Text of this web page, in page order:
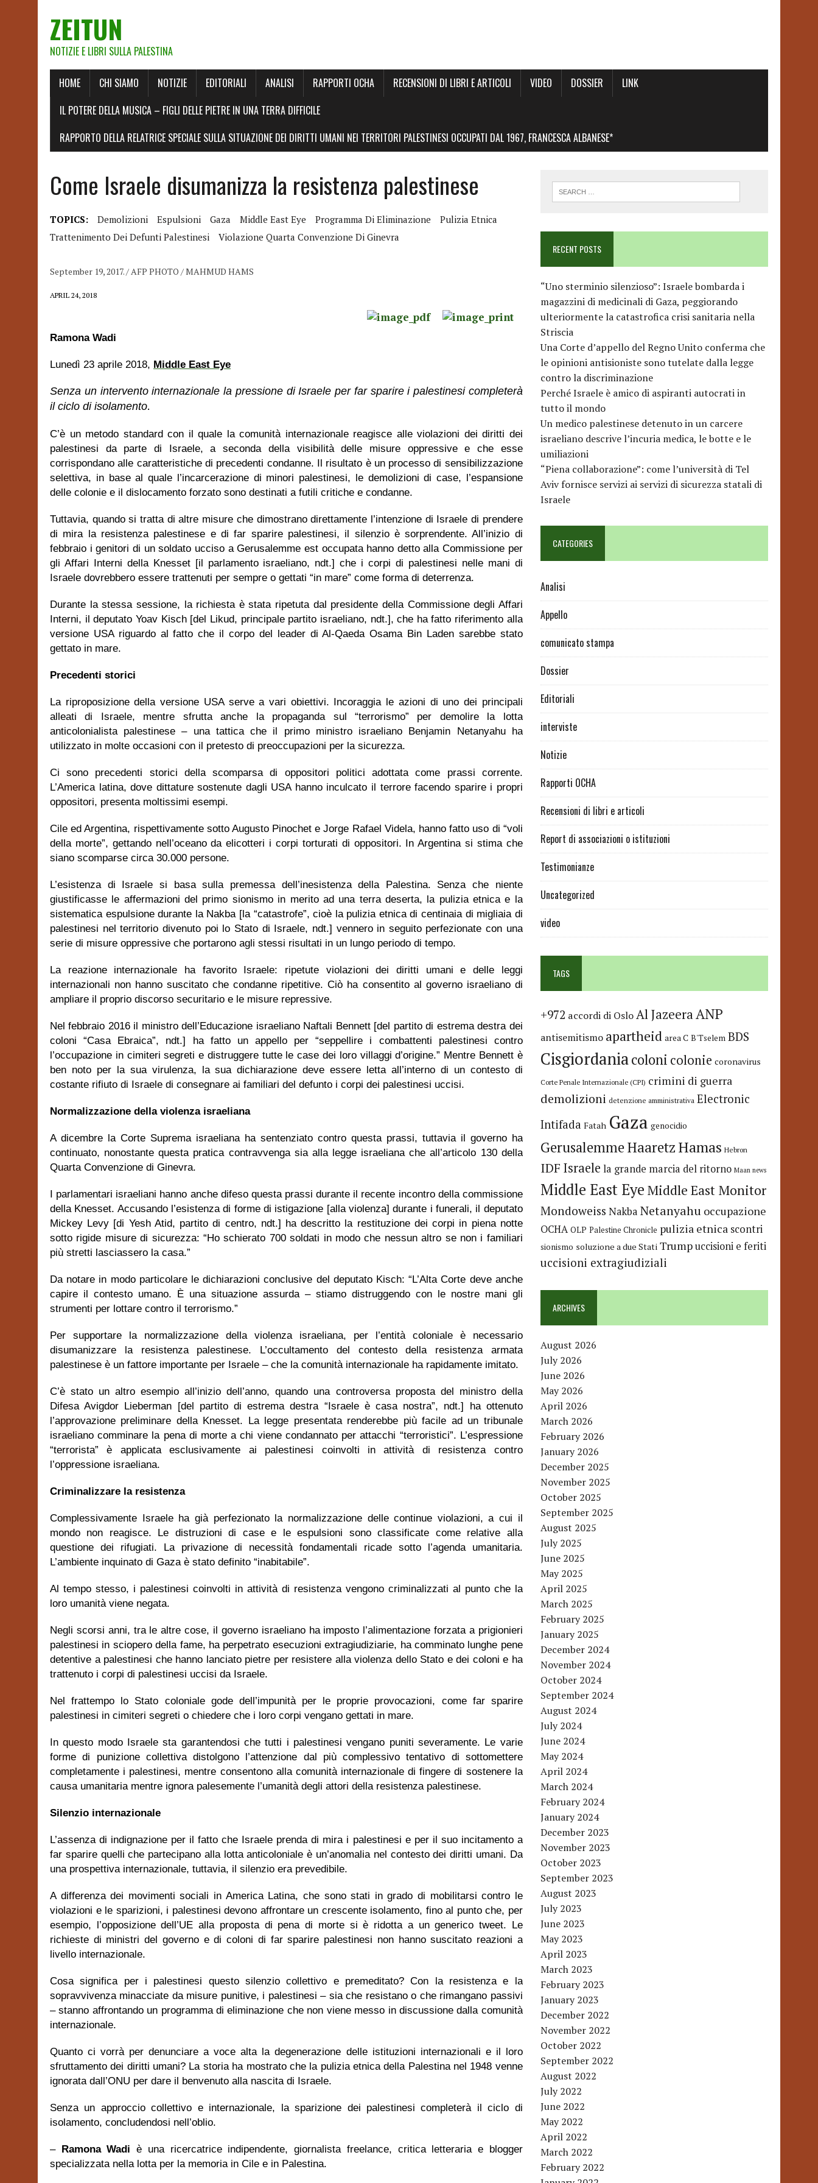
ZEITUN
NOTIZIE E LIBRI SULLA PALESTINA
HOME CHI SIAMO NOTIZIE EDITORIALI ANALISI RAPPORTI OCHA RECENSIONI DI LIBRI E ARTICOLI VIDEO DOSSIER
LINK
IL POTERE DELLA MUSICA – FIGLI DELLE PIETRE IN UNA TERRA DIFFICILE
RAPPORTO DELLA RELATRICE SPECIALE SULLA SITUAZIONE DEI DIRITTI UMANI NEI TERRITORI PALESTINESI OCCUPATI DAL 1967, FRANCESCA ALBANESE*
Come Israele disumanizza la resistenza palestinese
TOPICS: Demolizioni Espulsioni Gaza Middle East Eye Programma Di Eliminazione
Pulizia Etnica
Trattenimento Dei Defunti Palestinesi
Violazione Quarta Convenzione Di Ginevra
September 19, 2017. / AFP PHOTO / MAHMUD HAMS
APRIL 24, 2018
Ramona Wadi
Lunedì 23 aprile 2018, Middle East Eye
Senza un intervento internazionale la pressione di Israele per far sparire i palestinesi completerà
il ciclo di isolamento.
C’è un metodo standard con il quale la comunità internazionale reagisce alle violazioni dei diritti dei
palestinesi da parte di Israele, a seconda della visibilità delle misure oppressive e che esse
corrispondano alle caratteristiche di precedenti condanne. Il risultato è un processo di sensibilizzazione
selettiva, in base al quale l’incarcerazione di minori palestinesi, le demolizioni di case, l’espansione
delle colonie e il dislocamento forzato sono destinati a futili critiche e condanne.
Tuttavia, quando si tratta di altre misure che dimostrano direttamente l’intenzione di Israele di prendere
di mira la resistenza palestinese e di far sparire palestinesi, il silenzio è sorprendente. All’inizio di
febbraio i genitori di un soldato ucciso a Gerusalemme est occupata hanno detto alla Commissione per
gli Affari Interni della Knesset [il parlamento israeliano, ndt.] che i corpi di palestinesi nelle mani di
Israele dovrebbero essere trattenuti per sempre o gettati “in mare” come forma di deterrenza.
Durante la stessa sessione, la richiesta è stata ripetuta dal presidente della Commissione degli Affari
Interni, il deputato Yoav Kisch [del Likud, principale partito israeliano, ndt.], che ha fatto riferimento alla
versione USA riguardo al fatto che il corpo del leader di Al-Qaeda Osama Bin Laden sarebbe stato
gettato in mare.
Precedenti storici
La riproposizione della versione USA serve a vari obiettivi. Incoraggia le azioni di uno dei principali
alleati di Israele, mentre sfrutta anche la propaganda sul “terrorismo” per demolire la lotta
anticolonialista palestinese – una tattica che il primo ministro israeliano Benjamin Netanyahu ha
utilizzato in molte occasioni con il pretesto di preoccupazioni per la sicurezza.
Ci sono precedenti storici della scomparsa di oppositori politici adottata come prassi corrente.
L’America latina, dove dittature sostenute dagli USA hanno inculcato il terrore facendo sparire i propri
oppositori, presenta moltissimi esempi.
Cile ed Argentina, rispettivamente sotto Augusto Pinochet e Jorge Rafael Videla, hanno fatto uso di “voli
della morte”, gettando nell’oceano da elicotteri i corpi torturati di oppositori. In Argentina si stima che
siano scomparse circa 30.000 persone.
L’esistenza di Israele si basa sulla premessa dell’inesistenza della Palestina. Senza che niente
giustificasse le affermazioni del primo sionismo in merito ad una terra deserta, la pulizia etnica e la
sistematica espulsione durante la Nakba [la “catastrofe”, cioè la pulizia etnica di centinaia di migliaia di
palestinesi nel territorio divenuto poi lo Stato di Israele, ndt.] vennero in seguito perfezionate con una
serie di misure oppressive che portarono agli stessi risultati in un lungo periodo di tempo.
La reazione internazionale ha favorito Israele: ripetute violazioni dei diritti umani e delle leggi
internazionali non hanno suscitato che condanne ripetitive. Ciò ha consentito al governo israeliano di
ampliare il proprio discorso securitario e le misure repressive.
Nel febbraio 2016 il ministro dell’Educazione israeliano Naftali Bennett [del partito di estrema destra dei
coloni “Casa Ebraica”, ndt.] ha fatto un appello per “seppellire i combattenti palestinesi contro
l’occupazione in cimiteri segreti e distruggere tutte le case dei loro villaggi d’origine.” Mentre Bennett è
ben noto per la sua virulenza, la sua dichiarazione deve essere letta all’interno di un contesto di
costante rifiuto di Israele di consegnare ai familiari del defunto i corpi dei palestinesi uccisi.
Normalizzazione della violenza israeliana
A dicembre la Corte Suprema israeliana ha sentenziato contro questa prassi, tuttavia il governo ha
continuato, nonostante questa pratica contravvenga sia alla legge israeliana che all’articolo 130 della
Quarta Convenzione di Ginevra.
I parlamentari israeliani hanno anche difeso questa prassi durante il recente incontro della commissione
della Knesset. Accusando l’esistenza di forme di istigazione [alla violenza] durante i funerali, il deputato
Mickey Levy [di Yesh Atid, partito di centro, ndt.] ha descritto la restituzione dei corpi in piena notte
sotto rigide misure di sicurezza: “Ho schierato 700 soldati in modo che nessun altro se non i familiari
più stretti lasciassero la casa.”
Da notare in modo particolare le dichiarazioni conclusive del deputato Kisch: “L’Alta Corte deve anche
capire il contesto umano. È una situazione assurda – stiamo distruggendo con le nostre mani gli
strumenti per lottare contro il terrorismo.”
Per supportare la normalizzazione della violenza israeliana, per l’entità coloniale è necessario
disumanizzare la resistenza palestinese. L’occultamento del contesto della resistenza armata
palestinese è un fattore importante per Israele – che la comunità internazionale ha rapidamente imitato.
C’è stato un altro esempio all’inizio dell’anno, quando una controversa proposta del ministro della
Difesa Avigdor Lieberman [del partito di estrema destra “Israele è casa nostra”, ndt.] ha ottenuto
l’approvazione preliminare della Knesset. La legge presentata renderebbe più facile ad un tribunale
israeliano comminare la pena di morte a chi viene condannato per attacchi “terroristici”. L’espressione
“terrorista” è applicata esclusivamente ai palestinesi coinvolti in attività di resistenza contro
l’oppressione israeliana.
Criminalizzare la resistenza
Complessivamente Israele ha già perfezionato la normalizzazione delle continue violazioni, a cui il
mondo non reagisce. Le distruzioni di case e le espulsioni sono classificate come relative alla
questione dei rifugiati. La privazione di necessità fondamentali ricade sotto l’agenda umanitaria.
L’ambiente inquinato di Gaza è stato definito “inabitabile”.
Al tempo stesso, i palestinesi coinvolti in attività di resistenza vengono criminalizzati al punto che la
loro umanità viene negata.
Negli scorsi anni, tra le altre cose, il governo israeliano ha imposto l’alimentazione forzata a prigionieri
palestinesi in sciopero della fame, ha perpetrato esecuzioni extragiudiziarie, ha comminato lunghe pene
detentive a palestinesi che hanno lanciato pietre per resistere alla violenza dello Stato e dei coloni e ha
trattenuto i corpi di palestinesi uccisi da Israele.
Nel frattempo lo Stato coloniale gode dell’impunità per le proprie provocazioni, come far sparire
palestinesi in cimiteri segreti o chiedere che i loro corpi vengano gettati in mare.
In questo modo Israele sta garantendosi che tutti i palestinesi vengano puniti severamente. Le varie
forme di punizione collettiva distolgono l’attenzione dal più complessivo tentativo di sottomettere
completamente i palestinesi, mentre consentono alla comunità internazionale di fingere di sostenere la
causa umanitaria mentre ignora palesemente l’umanità degli attori della resistenza palestinese.
Silenzio internazionale
L’assenza di indignazione per il fatto che Israele prenda di mira i palestinesi e per il suo incitamento a
far sparire quelli che partecipano alla lotta anticoloniale è un’anomalia nel contesto dei diritti umani. Da
una prospettiva internazionale, tuttavia, il silenzio era prevedibile.
A differenza dei movimenti sociali in America Latina, che sono stati in grado di mobilitarsi contro le
violazioni e le sparizioni, i palestinesi devono affrontare un crescente isolamento, fino al punto che, per
esempio, l’opposizione dell’UE alla proposta di pena di morte si è ridotta a un generico tweet. Le
richieste di ministri del governo e di coloni di far sparire palestinesi non hanno suscitato reazioni a
livello internazionale.
Cosa significa per i palestinesi questo silenzio collettivo e premeditato? Con la resistenza e la
sopravvivenza minacciate da misure punitive, i palestinesi – sia che resistano o che rimangano passivi
– stanno affrontando un programma di eliminazione che non viene messo in discussione dalla comunità
internazionale.
Quanto ci vorrà per denunciare a voce alta la degenerazione delle istituzioni internazionali e il loro
sfruttamento dei diritti umani? La storia ha mostrato che la pulizia etnica della Palestina nel 1948 venne
ignorata dall’ONU per dare il benvenuto alla nascita di Israele.
Senza un approccio collettivo e internazionale, la sparizione dei palestinesi completerà il ciclo di
isolamento, concludendosi nell’oblio.
– Ramona Wadiè una ricercatrice indipendente, giornalista freelance, critica letteraria e blogger
specializzata nella lotta per la memoria in Cile e in Palestina.
RECENT POSTS
“Uno sterminio silenzioso”: Israele bombarda i
magazzini di medicinali di Gaza, peggiorando
ulteriormente la catastrofica crisi sanitaria nella
Striscia
Una Corte d’appello del Regno Unito conferma che
le opinioni antisioniste sono tutelate dalla legge
contro la discriminazione
Perché Israele è amico di aspiranti autocrati in
tutto il mondo
Un medico palestinese detenuto in un carcere
israeliano descrive l’incuria medica, le botte e le
umiliazioni
“Piena collaborazione”: come l’università di Tel
Aviv fornisce servizi ai servizi di sicurezza statali di
Israele
CATEGORIES
Analisi
Appello
comunicato stampa
Dossier
Editoriali
interviste
Notizie
Rapporti OCHA
Recensioni di libri e articoli
Report di associazioni o istituzioni
Testimonianze
Uncategorized
video
TAGS
+972 accordi di OsloAl JazeeraANP
antisemitismo apartheid area C B'Tselem BDS
Cisgiordaniacoloni colonie coronavirus
Corte Penale Internazionale (CPI) crimini di guerra
demolizioni detenzione amministrativa Electronic
Intifada Fatah Gaza genocidio
GerusalemmeHaaretzHamas Hebron
IDF Israele la grande marcia del ritorno Maan news
Middle East Eye Middle East Monitor
Mondoweiss Nakba Netanyahu occupazione
OCHA OLP Palestine Chronicle pulizia etnica scontri
sionismo soluzione a due Stati Trumpuccisioni e feriti
uccisioni extragiudiziali
ARCHIVES
August 2026
July 2026
June 2026
May 2026
April 2026
March 2026
February 2026
January 2026
December 2025
November 2025
October 2025
September 2025
August 2025
July 2025
June 2025
May 2025
April 2025
March 2025
February 2025
January 2025
December 2024
November 2024
October 2024
September 2024
August 2024
July 2024
June 2024
May 2024
April 2024
March 2024
February 2024
January 2024
December 2023
November 2023
October 2023
September 2023
August 2023
July 2023
June 2023
May 2023
April 2023
March 2023
February 2023
January 2023
December 2022
November 2022
October 2022
September 2022
August 2022
July 2022
June 2022
May 2022
April 2022
March 2022
February 2022